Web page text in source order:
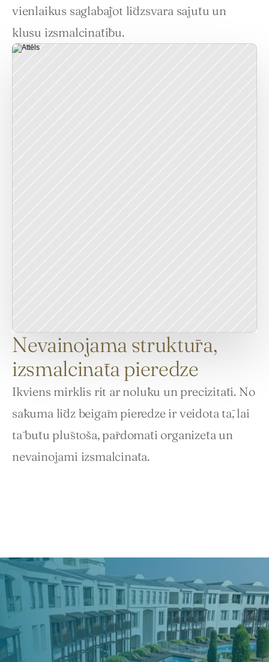
vienlaikus saglabājot līdzsvara sajūtu un
klusu izsmalcinātību.
Nevainojama struktūra,
izsmalcināta pieredze
Ikviens mirklis rit ar nolūku un precizitāti. No
sākuma līdz beigām pieredze ir veidota tā, lai
tā būtu plūstoša, pārdomāti organizēta un
nevainojami izsmalcināta.